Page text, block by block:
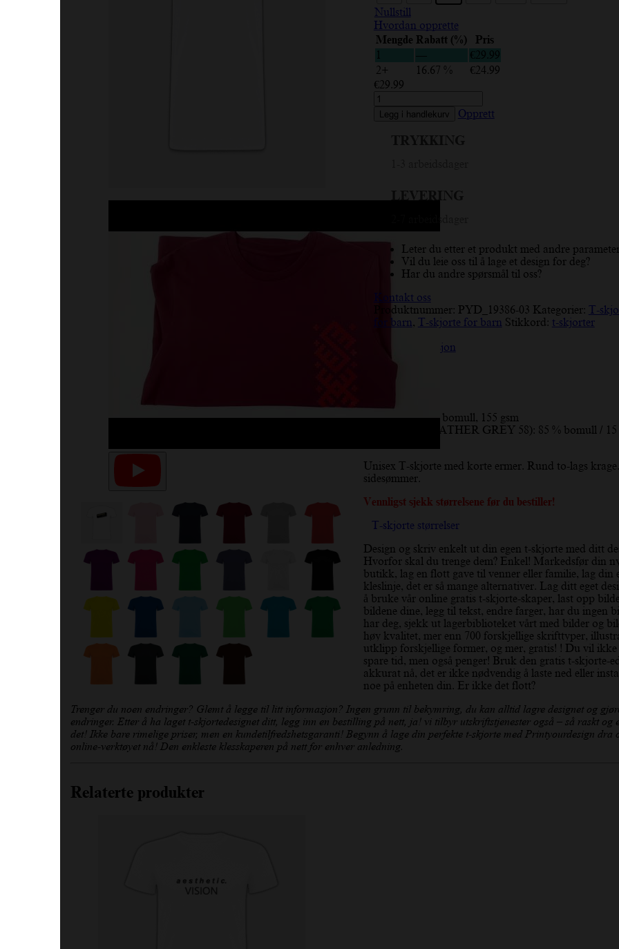
Nullstill
Hvordan opprette
Mengde Rabatt (%)
Pris
1
— € 29.99
2+
16.67 % €24.99
€29.99
Limited
Edition,
etikett
barn
antall
Legg i handlekurv Opprett
Leter du etter et produkt med andre
Vil du leie oss til å lage et design for deg?
Har du andre spørsmål til oss?
Kontakt oss
Produktnummer: PYD_19386-03 Kategorier: T-
for barn, T-skjorte for barn Stikkord: t-skjorter
Tilleggsinformasjon
Omtaler (10)
Materiale:100% bomull, 155 gsm
* Grå farge (HEATHER GREY 58): 85 % bomull / 15
Unisex T-skjorte med korte ermer. Rund to-lags
sidesømmer.
Vennligst sjekk størrelsene før du bestiller!
T-skjorte størrelser
Design og skriv enkelt ut din egen t-skjorte med ditt
Hvorfor skal du trenge dem? Enkel! Markedsfør din
butikk, lag en flott gave til venner eller familie, lag din
kleslinje, det er så mange alternativer. Lag ditt eget
å bruke vår online gratis t-skjorte-skaper, last opp
bildene dine, legg til tekst, endre farger, har du ingen
har deg, sjekk ut lagerbiblioteket vårt med bilder og
høy kvalitet, mer enn 700 forskjellige skrifttyper,
utklipp forskjellige former, og mer, gratis! ! Du vil ikke
spare tid, men også penger! Bruk den gratis t-skjorte-
akkurat nå, det er ikke nødvendig å laste ned eller
noe på enheten din. Er ikke det flott?
Trenger du noen endringer? Glemt å legge til litt informasjon? Ingen grunn til bekymring, du kan alltid lagre designet og
endringer. Etter å ha laget t-skjortedesignet ditt, legg inn en bestilling på nett, ja! vi tilbyr utskriftstjenester også – så raskt og
det! Ikke bare rimelige priser, men en kundetilfredshetsgaranti! Begynn å lage din perfekte t-skjorte med Printyourdesign dra
online-verktøyet nå! Den enkleste klesskaperen på nett for enhver anledning.
Relaterte produkter